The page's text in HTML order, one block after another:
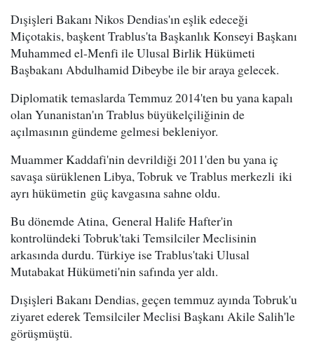
Dışişleri Bakanı Nikos Dendias'ın eşlik edeceği
Miçotakis, başkent Trablus'ta Başkanlık Konseyi Başkanı
Muhammed el-Menfi ile Ulusal Birlik Hükümeti
Başbakanı Abdulhamid Dibeybe ile bir araya gelecek.
Diplomatik temaslarda Temmuz 2014'ten bu yana kapalı
olan Yunanistan'ın Trablus büyükelçiliğinin de
açılmasının gündeme gelmesi bekleniyor.
Muammer Kaddafi'nin devrildiği 2011'den bu yana iç
savaşa sürüklenen Libya, Tobruk ve Trablus merkezli iki
ayrı hükümetin güç kavgasına sahne oldu.
Bu dönemde Atina, General Halife Hafter'in
kontrolündeki Tobruk'taki Temsilciler Meclisinin
arkasında durdu. Türkiye ise Trablus'taki Ulusal
Mutabakat Hükümeti'nin safında yer aldı.
Dışişleri Bakanı Dendias, geçen temmuz ayında Tobruk'u
ziyaret ederek Temsilciler Meclisi Başkanı Akile Salih'le
görüşmüştü.